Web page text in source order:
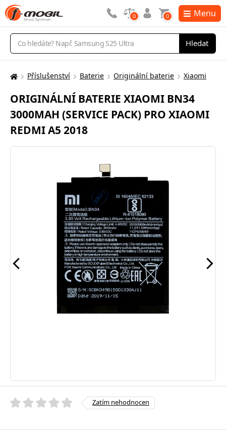
Vyhledávání
Hledat
0 0 Menu
Zde
nacházíte:
Příslušenství Baterie Originální baterie Xiaomi
ORIGINÁLNÍ BATERIE XIAOMI BN34
3000MAH (SERVICE PACK) PRO XIAOMI
REDMI A5 2018
Zatím nehodnocen